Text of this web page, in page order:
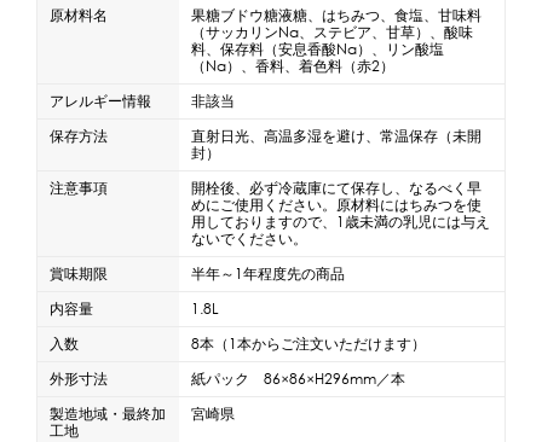
氷旗 のぼり 横幕 風船
ポスター
台湾かき氷「Snow-kiss（スノーキッス）」
原材料名
果糖ブドウ糖液糖、はちみつ、食塩、甘味料
（サッカリンNa、ステビア、甘草）、酸味
料、保存料（安息香酸Na）、リン酸塩
（Na）、香料、着色料（赤2）
アレルギー情報
非該当
保存方法
直射日光、高温多湿を避け、常温保存（未開
封）
注意事項
開栓後、必ず冷蔵庫にて保存し、なるべく早
めにご使用ください。原材料にはちみつを使
用しておりますので、1歳未満の乳児には与え
ないでください。
賞味期限
半年～1年程度先の商品
内容量
1.8L
入数
8本（1本からご注文いただけます）
外形寸法
紙パック 86×86×H296mm／本
製造地域・最終加
工地
宮崎県